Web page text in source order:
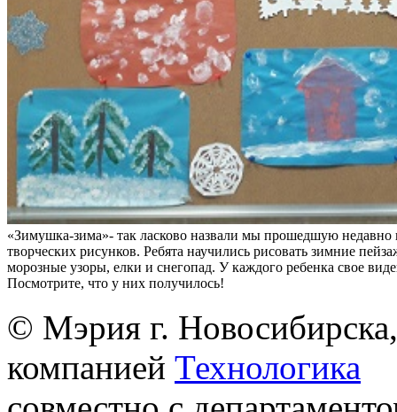
«Зимушка-зима»- так ласково назвали мы прошедшую недавно
творческих рисунков. Ребята научились рисовать зимние
морозные узоры, елки и снегопад. У каждого ребенка свое
Посмотрите, что у них получилось!
© Мэрия г.
компанией Технологика